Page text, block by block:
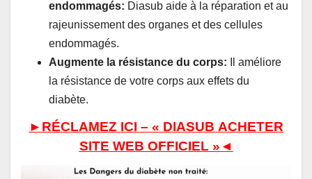
endommagés: Diasub aide à la réparation et au
rajeunissement des organes et des cellules
endommagés.
Augmente la résistance du corps: Il améliore
la résistance de votre corps aux effets du
diabète.
►RÉCLAMEZ ICI – « DIASUB ACHETER
SITE WEB OFFICIEL »◄